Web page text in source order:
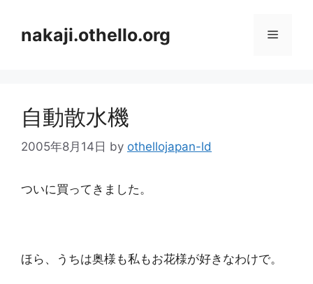
nakaji.othello.org メ
自動散水機
2005年8月14日 by othellojapan-ld
ついに買ってきました。
ほら、うちは奥様も私もお花様が好きなわけで。